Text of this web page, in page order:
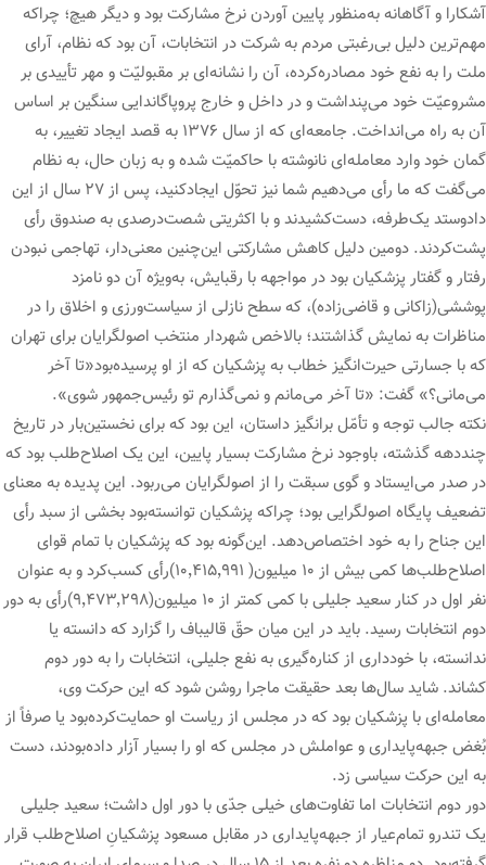
آشکارا و آگاهانه به‌منظور پایین آوردن نرخ مشارکت بود و دیگر هیچ؛ چراکه
مهم‌ترین دلیل بی‌رغبتی مردم به شرکت در انتخابات، آن بود که نظام، آرای
ملت را به نفع خود مصادره‌کرده، آن را نشانه‌ای بر مقبولیّت و مهر تأییدی بر
مشروعیّت خود می‌پنداشت و در داخل و خارج پروپاگاندایی سنگین بر اساس
آن به راه می‌انداخت. جامعه‌ای که از سال ۱۳۷۶ به قصد ایجاد تغییر، به
گمان خود وارد معامله‌ای نانوشته با حاکمیّت شده و به زبان حال، به نظام
می‌گفت که ما رأی می‌دهیم شما نیز تحوّل ایجادکنید، پس از ۲۷ سال از این
دادوستد یک‌طرفه، دست‌کشیدند و با اکثریتی شصت‌درصدی به صندوق رأی
پشت‌کردند. دومین دلیل کاهش مشارکتی این‌چنین معنی‌دار، تهاجمی نبودن
رفتار و گفتار پزشکیان بود در مواجهه با رقبایش، به‌ویژه آن دو نامزد
پوششی(زاکانی و قاضی‌زاده)، که سطح نازلی از سیاست‌ورزی و اخلاق را در
مناظرات به نمایش گذاشتند؛ بالاخص شهردار منتخب اصولگرایان برای تهران
که با جسارتی حیرت‌انگیز خطاب به پزشکیان که از او پرسیده‌بود«تا آخر
می‌مانی؟» گفت: «تا آخر می‌مانم و نمی‌گذارم تو رئیس‌جمهور شوی».
نکته جالب توجه و تأمّل برانگیز داستان، این بود که برای نخستین‌بار در تاریخ
چنددهه گذشته، باوجود نرخ مشارکت بسیار پایین، این یک اصلاح‌طلب بود که
در صدر می‌ایستاد و گوی سبقت را از اصولگرایان می‌ربود. این پدیده به معنای
تضعیف پایگاه اصولگرایی بود؛ چراکه پزشکیان توانسته‌بود بخشی از سبد رأی
این جناح را به خود اختصاص‌دهد. این‌گونه بود که پزشکیان با تمام قوای
اصلاح‌طلب‌ها کمی بیش از ۱۰ میلیون( ۱۰٬۴۱۵٬۹۹۱)رأی کسب‌کرد و به عنوان
نفر اول در کنار سعید جلیلی با کمی کمتر از ۱۰ میلیون(۹٬۴۷۳٬۲۹۸)رأی به دور
دوم انتخابات رسید. باید در این میان حقّ قالیباف را گزارد که دانسته یا
ندانسته، با خودداری از کناره‌گیری به نفع جلیلی، انتخابات را به دور دوم
کشاند. شاید سال‌ها بعد حقیقت ماجرا روشن شود که این حرکت وی،
معامله‌ای با پزشکیان بود که در مجلس از ریاست او حمایت‌کرده‌بود یا صرفاً از
بُغض جبهه‌پایداری و عواملش در مجلس که او را بسیار آزار داده‌بودند، دست
به این حرکت سیاسی زد.
دور دوم انتخابات اما تفاوت‌های خیلی جدّی با دور اول داشت؛ سعید جلیلی
یک تندرو تمام‌عیار از جبهه‌پایداری در مقابل مسعود پزشکیانِ اصلاح‌طلب قرار